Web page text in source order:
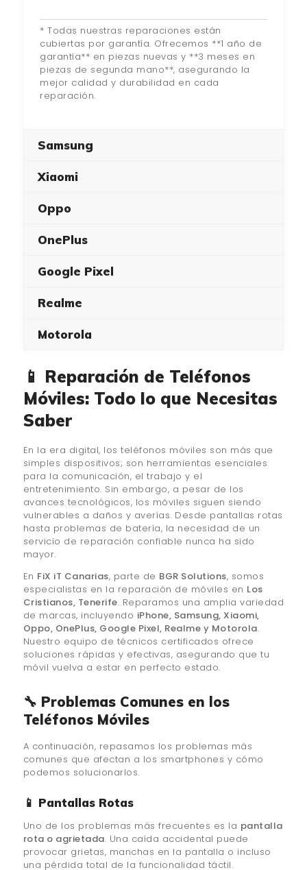
* Todas nuestras reparaciones están
cubiertas por garantía. Ofrecemos **1 año de
garantía** en piezas nuevas y **3 meses en
piezas de segunda mano**, asegurando la
mejor calidad y durabilidad en cada
reparación.
Samsung
Xiaomi
Oppo
OnePlus
Google Pixel
Realme
Motorola
📱 Reparación de Teléfonos
Móviles: Todo lo que Necesitas
Saber
En la era digital, los teléfonos móviles son más que
simples dispositivos; son herramientas esenciales
para la comunicación, el trabajo y el
entretenimiento. Sin embargo, a pesar de los
avances tecnológicos, los móviles siguen siendo
vulnerables a daños y averías. Desde pantallas rotas
hasta problemas de batería, la necesidad de un
servicio de reparación confiable nunca ha sido
mayor.
En FiX iT Canarias, parte de BGR Solutions, somos
especialistas en la reparación de móviles en Los
Cristianos, Tenerife. Reparamos una amplia variedad
de marcas, incluyendo iPhone, Samsung, Xiaomi,
Oppo, OnePlus, Google Pixel, Realme y Motorola.
Nuestro equipo de técnicos certificados ofrece
soluciones rápidas y efectivas, asegurando que tu
móvil vuelva a estar en perfecto estado.
🔧 Problemas Comunes en los
Teléfonos Móviles
A continuación, repasamos los problemas más
comunes que afectan a los smartphones y cómo
podemos solucionarlos.
📱 Pantallas Rotas
Uno de los problemas más frecuentes es la pantalla
rota o agrietada. Una caída accidental puede
provocar grietas, manchas en la pantalla o incluso
una pérdida total de la funcionalidad táctil.